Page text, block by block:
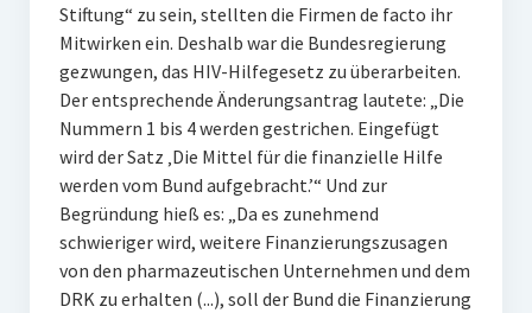
Stiftung“ zu sein, stellten die Firmen de facto ihr
Mitwirken ein. Deshalb war die Bundesregierung
gezwungen, das HIV-Hilfegesetz zu überarbeiten.
Der entsprechende Änderungsantrag lautete: „Die
Nummern 1 bis 4 werden gestrichen. Eingefügt
wird der Satz ‚Die Mittel für die finanzielle Hilfe
werden vom Bund aufgebracht.’“ Und zur
Begründung hieß es: „Da es zunehmend
schwieriger wird, weitere Finanzierungszusagen
von den pharmazeutischen Unternehmen und dem
DRK zu erhalten (...), soll der Bund die Finanzierung